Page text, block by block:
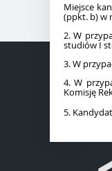
Miejsce
(ppkt. b) w
2. W
studiów I
3. W
4. W
Komisję
5.